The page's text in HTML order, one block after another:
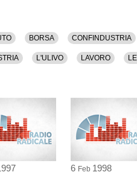
BORSA CONFINDUSTRIA
L'ULIVO LAVORO
6 Feb 1998